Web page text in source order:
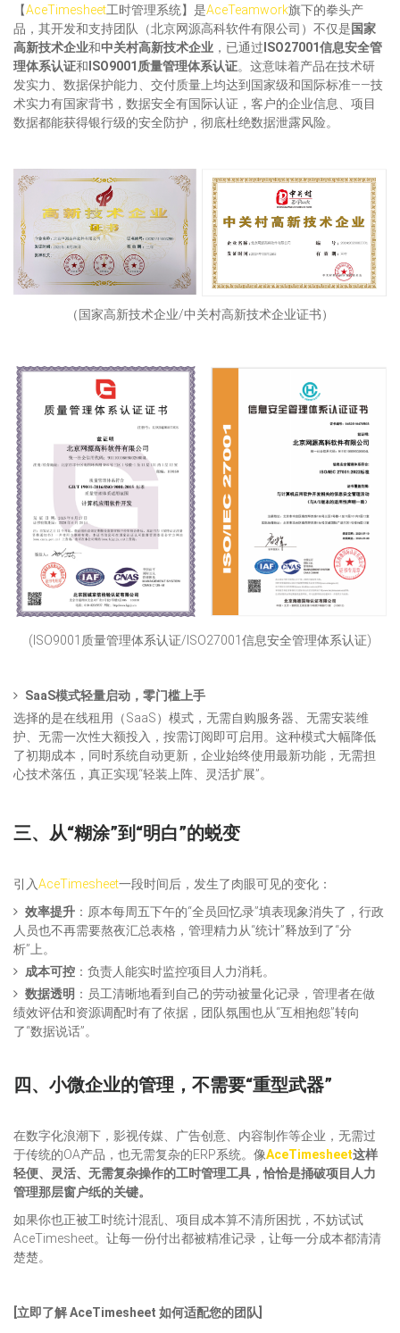
【AceTimesheet工时管理系统】是AceTeamwork旗下的拳头产
品，其开发和支持团队（北京网源高科软件有限公司）不仅是国家
高新技术企业和中关村高新技术企业 ，已通过 ISO27001信息安全管
理体系认证和 ISO9001质量管理体系认证。这意味着产品在技术研
发实力、数据保护能力、交付质量上均达到国家级和国际标准——技
术实力有国家背书，数据安全有国际认证，客户的企业信息、项目
数据都能获得银行级的安全防护，彻底杜绝数据泄露风险。
（国家高新技术企业/中关村高新技术企业证书）
(ISO9001质量管理体系认证/ISO27001信息安全管理体系认证)
SaaS模式轻量启动，零门槛上手
选择的是在线租用（SaaS）模式，无需自购服务器、无需安装维
护、无需一次性大额投入，按需订阅即可启用。这种模式大幅降低
了初期成本，同时系统自动更新，企业始终使用最新功能，无需担
心技术落伍，真正实现“轻装上阵、灵活扩展”。
三、从“糊涂”到“明白”的蜕变
引入AceTimesheet一段时间后，发生了肉眼可见的变化：
效率提升 ：原本每周五下午的“全员回忆录”填表现象消失了，行政
人员也不再需要熬夜汇总表格，管理精力从“统计”释放到了“分
析”上。
成本可控 ：负责人能实时监控项目人力消耗。
数据透明 ：员工清晰地看到自己的劳动被量化记录，管理者在做
绩效评估和资源调配时有了依据，团队氛围也从“互相抱怨”转向
了“数据说话”。
四、小微企业的管理，不需要“重型武器”
在数字化浪潮下，影视传媒、广告创意、内容制作等企业，无需过
于传统的OA产品，也无需复杂的ERP系统。像AceTimesheet这样
轻便、灵活、无需复杂操作的工时管理工具，恰恰是捅破项目人力
管理那层窗户纸的关键。
如果你也正被工时统计混乱、项目成本算不清所困扰，不妨试试
AceTimesheet。让每一份付出都被精准记录，让每一分成本都清清
楚楚。
[立即了解 AceTimesheet 如何适配您的团队]